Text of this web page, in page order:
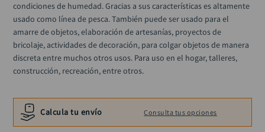
condiciones de humedad. Gracias a sus características es altamente
usado como línea de pesca. También puede ser usado para el
amarre de objetos, elaboración de artesanías, proyectos de
bricolaje, actividades de decoración, para colgar objetos de manera
discreta entre muchos otros usos. Para uso en el hogar, talleres,
construcción, recreación, entre otros.
Calcula tu envío Consulta tus opciones